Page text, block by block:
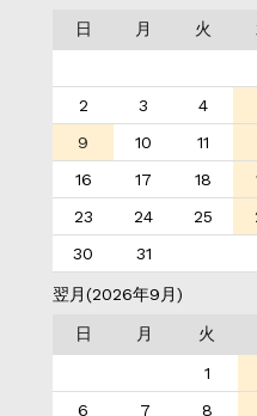
日 月 火
2
3 4
9
10 11
16
17 18
23
24 25
30
31
翌月(2026年9月)
日 月 火
1
6
7 8